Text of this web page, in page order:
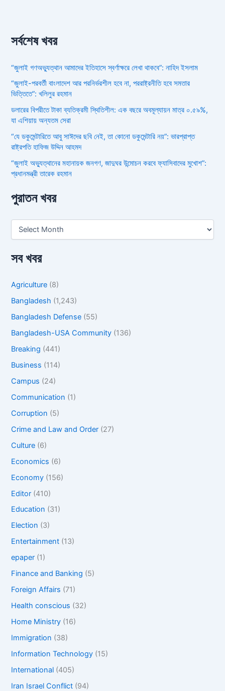
সর্বশেষ খবর
“জুলাই গণঅভ্যুত্থান আমাদের ইতিহাসে স্বর্ণাক্ষরে লেখা থাকবে”: নাহিদ ইসলাম
“জুলাই-পরবর্তী বাংলাদেশ আর পরনির্ভরশীল হবে না, পররাষ্ট্রনীতি হবে সমতার
ভিত্তিতে”: খলিলুর রহমান
ডলারের বিপরীতে টাকা ব্যতিক্রমী স্থিতিশীল: এক বছরে অবমূল্যায়ন মাত্র ০.৫৯%,
যা এশিয়ায় অন্যতম সেরা
“যে ডকুমেন্টারিতে আবু সাঈদের ছবি নেই, তা কোনো ডকুমেন্টারি নয়”: ভারপ্রাপ্ত
রাষ্ট্রপতি হাফিজ উদ্দিন আহমদ
“জুলাই অভ্যুত্থানের মহানায়ক জনগণ, জাদুঘর উন্মোচন করবে ফ্যাসিবাদের মুখোশ”:
প্রধানমন্ত্রী তারেক রহমান
পুরাতন খবর
সব খবর
Agriculture (8)
Bangladesh (1,243)
Bangladesh Defense (55)
Bangladesh-USA Community (136)
Breaking (441)
Business (114)
Campus (24)
Communication (1)
Corruption (5)
Crime and Law and Order (27)
Culture (6)
Economics (6)
Economy (156)
Editor (410)
Education (31)
Election (3)
Entertainment (13)
epaper (1)
Finance and Banking (5)
Foreign Affairs (71)
Health conscious (32)
Home Ministry (16)
Immigration (38)
Information Technology (15)
International (405)
Iran Israel Conflict (94)